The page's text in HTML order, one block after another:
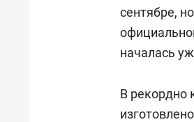
сентябре,
началась
В рекордно
создают оазис
комфорта под